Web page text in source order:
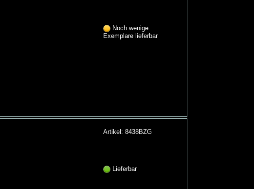
Noch wenige
Exemplare lieferbar
Artikel: 8438BZG
Lieferbar